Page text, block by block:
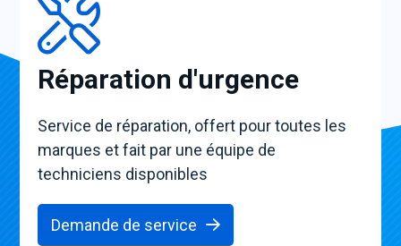
Réparation d'urgence
Service de réparation, offert pour toutes les
marques et fait par une équipe de
techniciens disponibles
Demande de service